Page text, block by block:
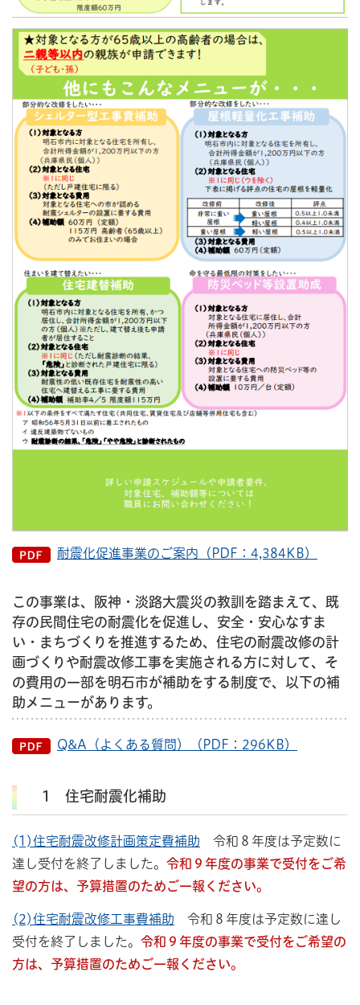
耐震化促進事業のご案内（PDF：4,384KB）
この事業は、阪神・淡路大震災の教訓を踏まえて、既
存の民間住宅の耐震化を促進し、安全・安心なすま
い・まちづくりを推進するため、住宅の耐震改修の計
画づくりや耐震改修工事を実施される方に対して、そ
の費用の一部を明石市が補助をする制度で、以下の補
助メニューがあります。
Q&A（よくある質問）（PDF：296KB）
1 住宅耐震化補助
(1)住宅耐震改修計画策定費補助 令和８年度は予定数に
達し受付を終了しました。 令和９年度の事業で受付をご希
望の方は、予算措置のためご一報ください。
(2)住宅耐震改修工事費補助 令和８年度は予定数に達し
受付を終了しました。 令和９年度の事業で受付をご希望の
方は、予算措置のためご一報ください。